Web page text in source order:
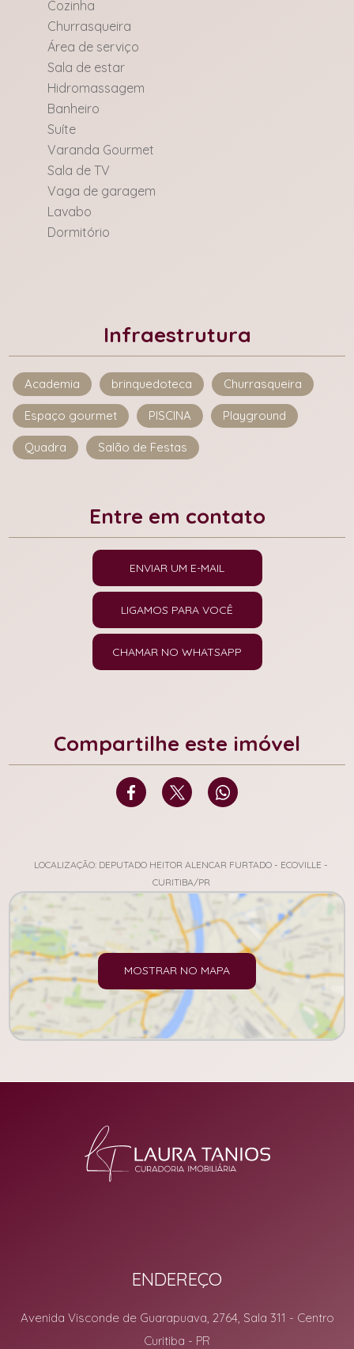
Cozinha
Churrasqueira
Área de serviço
Sala de estar
Hidromassagem
Banheiro
Suíte
Varanda Gourmet
Sala de TV
Vaga de garagem
Lavabo
Dormitório
Infraestrutura
Academia brinquedoteca Churrasqueira
Espaço gourmet PISCINA Playground
Quadra Salão de Festas
Entre em contato
ENVIAR UM E-MAIL
LIGAMOS PARA VOCÊ
CHAMAR NO WHATSAPP
Compartilhe este imóvel
LOCALIZAÇÃO: DEPUTADO HEITOR ALENCAR FURTADO - ECOVILLE -
CURITIBA/PR
MOSTRAR NO MAPA
ENDEREÇO
Avenida Visconde de Guarapuava, 2764, Sala 311 - Centro
Curitiba - PR